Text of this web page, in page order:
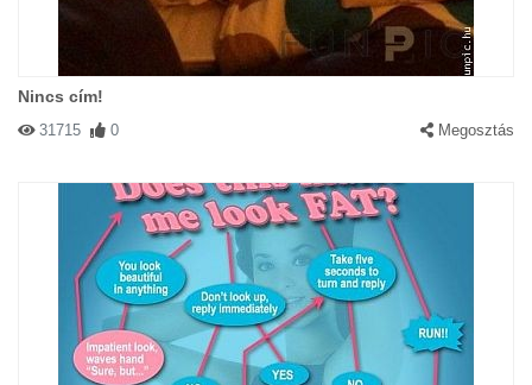
Nincs cím!
31715 0 Megosztás